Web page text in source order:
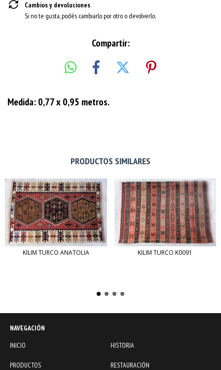
Cambios y devoluciones
Si no te gusta, podés cambiarlo por otro o devolverlo.
Compartir:
Medida: 0,77 x 0,95 metros.
PRODUCTOS SIMILARES
KILIM TURCO ANATOLIA KILIM TURCO K0091
NAVEGACIÓN
INICIO
HISTORIA
PRODUCTOS RESTAURACIÓN